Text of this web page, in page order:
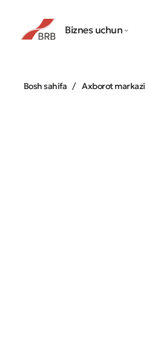
Biznes uchun
Bosh sahifa Axborot markazi